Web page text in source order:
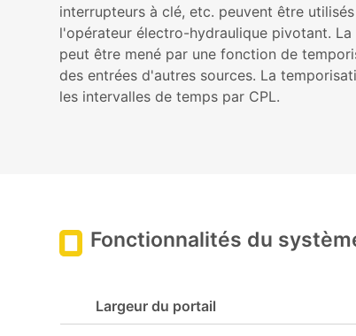
interrupteurs à clé, etc. peuvent être
l'opérateur électro-hydraulique pivotant.
peut être mené par une fonction de
des entrées d'autres sources. La
les intervalles de temps par CPL.
Fonctionnalités du
Largeur du portail